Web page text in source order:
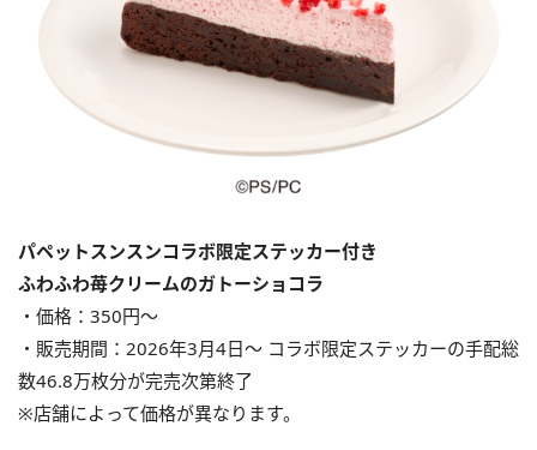
パペットスンスンコラボ限定ステッカー付き
ふわふわ苺クリームのガトーショコラ
・価格：350円〜
・販売期間：2026年3月4日〜 コラボ限定ステッカーの手配総
数46.8万枚分が完売次第終了
※店舗によって価格が異なります。